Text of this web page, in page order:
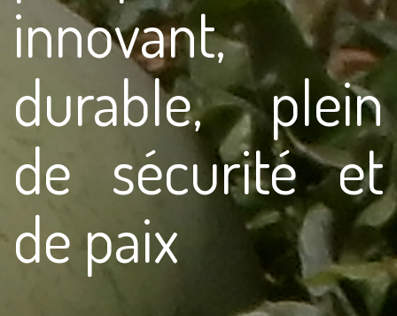
innovant,
durable, plein
de sécurité et
de paix